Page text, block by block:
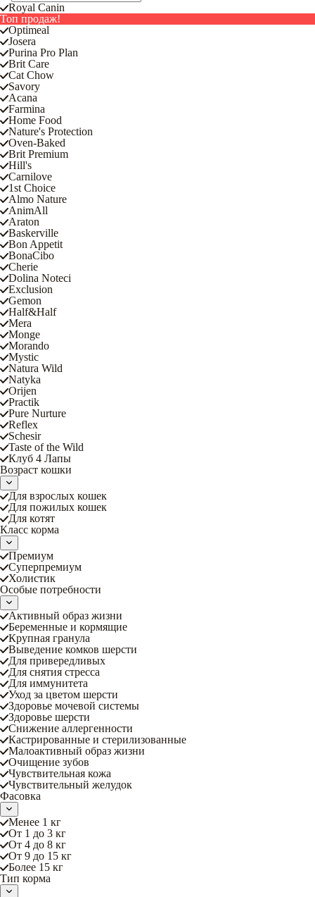
Royal Canin
Топ продаж!
Optimeal
Josera
Purina Pro Plan
Brit Care
Cat Chow
Savory
Acana
Farmina
Home Food
Nature's Protection
Oven-Baked
Brit Premium
Hill's
Carnilove
1st Choice
Almo Nature
AnimAll
Araton
Baskerville
Bon Appetit
BonaCibo
Cherie
Dolina Noteci
Exclusion
Gemon
Half&Half
Mera
Monge
Morando
Mystic
Natura Wild
Natyka
Orijen
Practik
Pure Nurture
Reflex
Schesir
Taste of the Wild
Клуб 4 Лапы
Возраст кошки
Для взрослых кошек
Для пожилых кошек
Для котят
Класс корма
Премиум
Суперпремиум
Холистик
Особые потребности
Активный образ жизни
Беременные и кормящие
Крупная гранула
Выведение комков шерсти
Для привередливых
Для снятия стресса
Для иммунитета
Уход за цветом шерсти
Здоровье мочевой системы
Здоровье шерсти
Снижение аллергенности
Кастрированные и стерилизованные
Малоактивный образ жизни
Очищение зубов
Чувствительная кожа
Чувствительный желудок
Фасовка
Менее 1 кг
От 1 до 3 кг
От 4 до 8 кг
От 9 до 15 кг
Более 15 кг
Тип корма